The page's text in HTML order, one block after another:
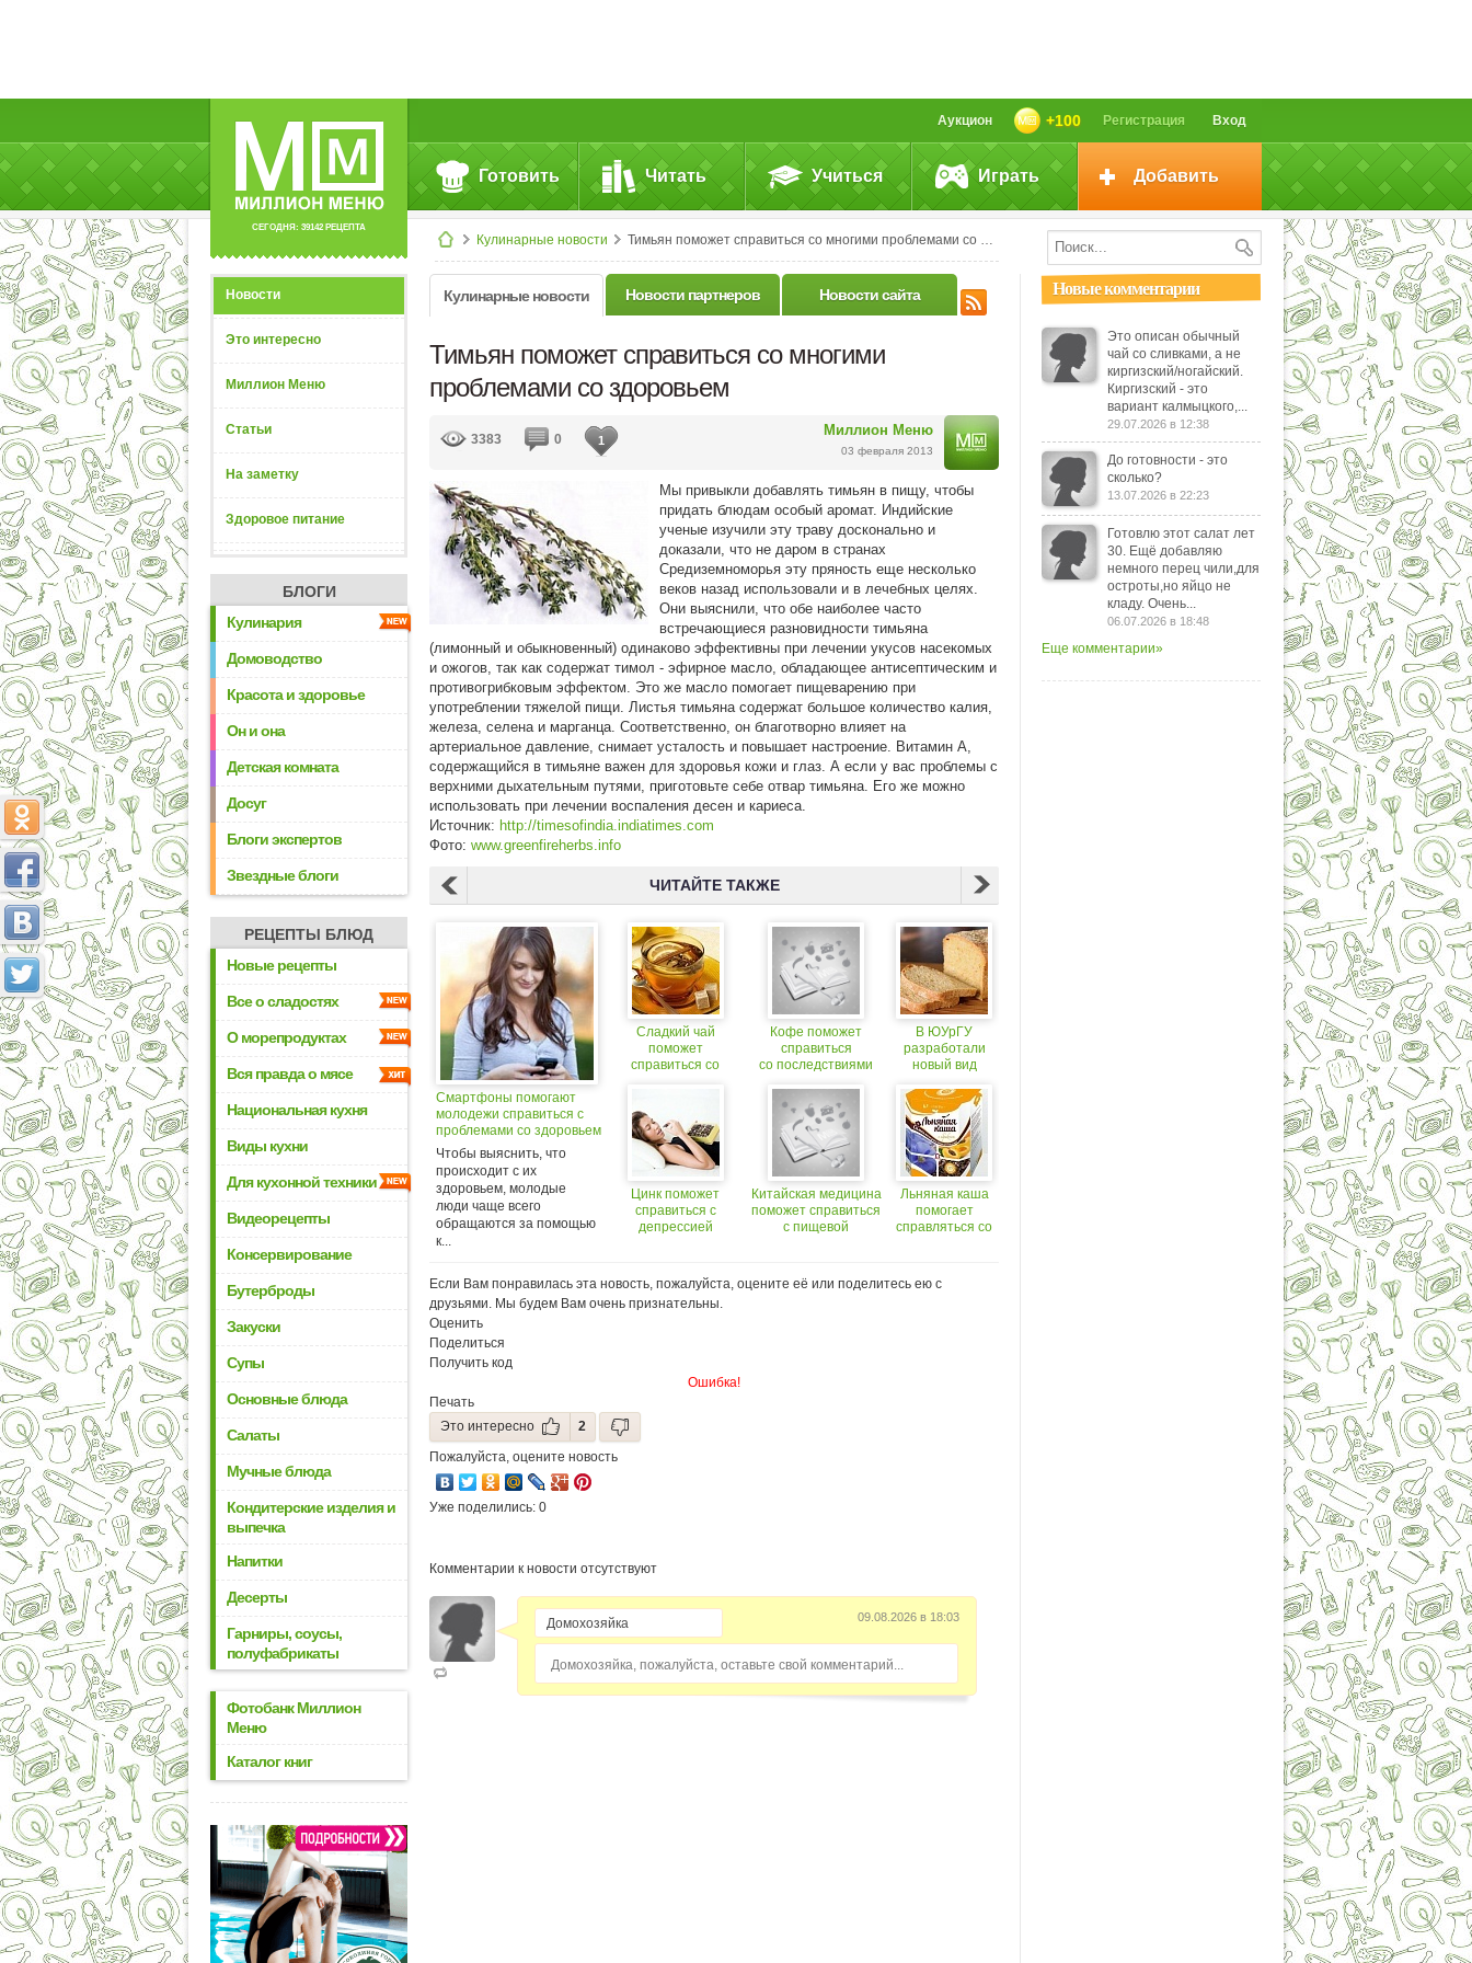
СЕГОДНЯ: 39142 РЕЦЕПТА
Вход
Регистрация
+100
Аукцион
Готовить Читать Учиться Играть Добавить
Кулинарные новости Тимьян поможет справиться со многими проблемами со здоровьем
Новости
Это интересно
Миллион Меню
Статьи
На заметку
Здоровое питание
БЛОГИ
Кулинария
Домоводство
Красота и здоровье
Он и она
Детская комната
Досуг
Блоги экспертов
Звездные блоги
РЕЦЕПТЫ БЛЮД
Новые рецепты
Все о сладостях
О морепродуктах
Вся правда о мясе
Национальная кухня
Виды кухни
Для кухонной техники
Видеорецепты
Консервирование
Бутерброды
Закуски
Супы
Основные блюда
Салаты
Мучные блюда
Кондитерские изделия и
выпечка
Напитки
Десерты
Гарниры, соусы,
полуфабрикаты
Фотобанк Миллион
Меню
Каталог книг
Кулинарные новости Новости партнеров Новости сайта
Тимьян поможет справиться со многими
проблемами со здоровьем
Миллион Меню
03 февраля 2013
3383 0 1
Мы привыкли добавлять тимьян в пищу, чтобы
придать блюдам особый аромат. Индийские
ученые изучили эту траву досконально и
доказали, что не даром в странах
Средиземноморья эту пряность еще несколько
веков назад использовали и в лечебных целях.
Они выяснили, что обе наиболее часто
встречающиеся разновидности тимьяна
(лимонный и обыкновенный) одинаково эффективны при лечении укусов насекомых
и ожогов, так как содержат тимол - эфирное масло, обладающее антисептическим и
противогрибковым эффектом. Это же масло помогает пищеварению при
употреблении тяжелой пищи. Листья тимьяна содержат большое количество калия,
железа, селена и марганца. Соответственно, он благотворно влияет на
артериальное давление, снимает усталость и повышает настроение. Витамин А,
содержащийся в тимьяне важен для здоровья кожи и глаз. А если у вас проблемы с
верхними дыхательным путями, приготовьте себе отвар тимьяна. Его же можно
использовать при лечении воспаления десен и кариеса.
Источник: http://timesofindia.indiatimes.com
Фото: www.greenfireherbs.info
ЧИТАЙТЕ ТАКЖЕ
Смартфоны помогают
молодежи справиться с
проблемами со здоровьем
Чтобы выяснить, что
происходит с их
здоровьем, молодые
люди чаще всего
обращаются за помощью
к...
Сладкий чай
поможет
справиться со
Цинк поможет
справиться с
депрессией
Кофе поможет
справиться
со последствиями
Китайская медицина
поможет справиться
с пищевой
В ЮУрГУ
разработали
новый вид
поможет
справиться со
стрессом
Льняная каша
помогает
справляться со
Если Вам понравилась эта новость, пожалуйста, оцените её или поделитесь ею с
друзьями. Мы будем Вам очень признательны.
Оценить
Поделиться
Получить код
Ошибка!
Печать
Это интересно
2
Пожалуйста, оцените новость
Уже поделились: 0
Комментарии к новости отсутствуют
09.08.2026 в 18:03
Домохозяйка, пожалуйста, оставьте свой комментарий...
Новые комментарии
Это описан обычный
чай со сливками, а не
киргизский/ногайский.
Киргизский - это
вариант калмыцкого,...
29.07.2026 в 12:38
До готовности - это
сколько?
13.07.2026 в 22:23
Готовлю этот салат лет
30. Ещё добавляю
немного перец чили,для
остроты,но яйцо не
кладу. Очень...
06.07.2026 в 18:48
Еще комментарии»